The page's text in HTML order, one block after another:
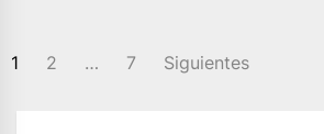
PAGINACIÓN
1 2 … 7 Siguientes